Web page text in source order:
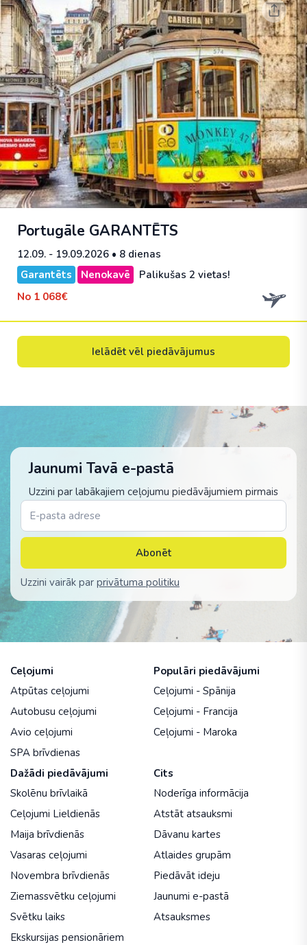
Portugāle GARANTĒTS
12.09. - 19.09.2026 • 8 dienas
Garantēts
Nenokavē
Palikušas 2 vietas!
No 1 068€
Ielādēt vēl piedāvājumus
Jaunumi Tavā e-pastā
Uzzini par labākajiem ceļojumu piedāvājumiem pirmais
Abonēt
Uzzini vairāk par privātuma politiku
Ceļojumi
Atpūtas ceļojumi
Autobusu ceļojumi
Avio ceļojumi
SPA brīvdienas
Populāri piedāvājumi
Ceļojumi - Spānija
Ceļojumi - Francija
Ceļojumi - Maroka
Dažādi piedāvājumi
Skolēnu brīvlaikā
Ceļojumi Lieldienās
Maija brīvdienās
Vasaras ceļojumi
Novembra brīvdienās
Ziemassvētku ceļojumi
Svētku laiks
Ekskursijas pensionāriem
Cits
Noderīga informācija
Atstāt atsauksmi
Dāvanu kartes
Atlaides grupām
Piedāvāt ideju
Jaunumi e-pastā
Atsauksmes